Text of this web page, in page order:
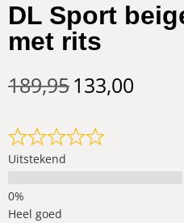
DL Sport
met rits
189,95133,00
Uitstekend
Heel goed